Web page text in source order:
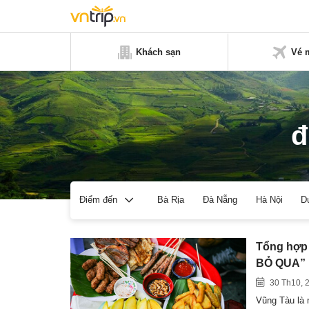
Khách sạn Vé
Điểm đến Bà Rịa Đà Nẵng Hà Nội
Tổng hợp
BỎ QUA”
30 Th10,
Vũng Tàu là